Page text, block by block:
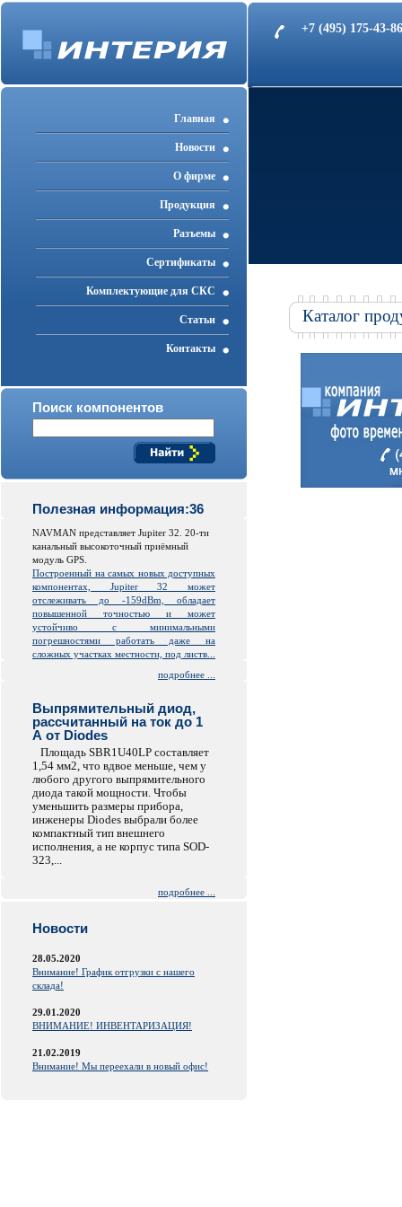
+7 (495) 175-43-
Главная
Новости
О фирме
Продукция
Разъемы
Cертификаты
Комплектующие для СКС
Статьи
Контакты
Поиск компонентов
Полезная информация:36
NAVMAN представляет Jupiter 32. 20-ти
канальный высокоточный приёмный
модуль GPS.
Построенный на самых новых доступных
компонентах, Jupiter 32 может
отслеживать до -159dBm, обладает
повышенной точностью и может
устойчиво с минимальными
погрешностями работать даже на
сложных участках местности, под листв...
подробнее ...
Выпрямительный диод,
рассчитанный на ток до 1
А от Diodes
Площадь SBR1U40LP составляет
1,54 мм2, что вдвое меньше, чем у
любого другого выпрямительного
диода такой мощности. Чтобы
уменьшить размеры прибора,
инженеры Diodes выбрали более
компактный тип внешнего
исполнения, а не корпус типа SOD-
323,...
подробнее ...
Новости
28.05.2020
Внимание! График отгрузки с нашего
склада!
29.01.2020
ВНИМАНИЕ! ИНВЕНТАРИЗАЦИЯ!
21.02.2019
Внимание! Мы переехали в новый офис!
Каталог